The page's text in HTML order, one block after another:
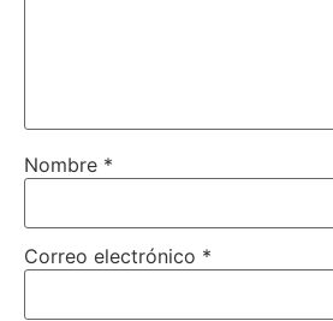
Nombre *
Correo electrónico *